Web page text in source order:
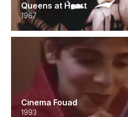
Queens at Heart
1967
Cinema Fouad
1993